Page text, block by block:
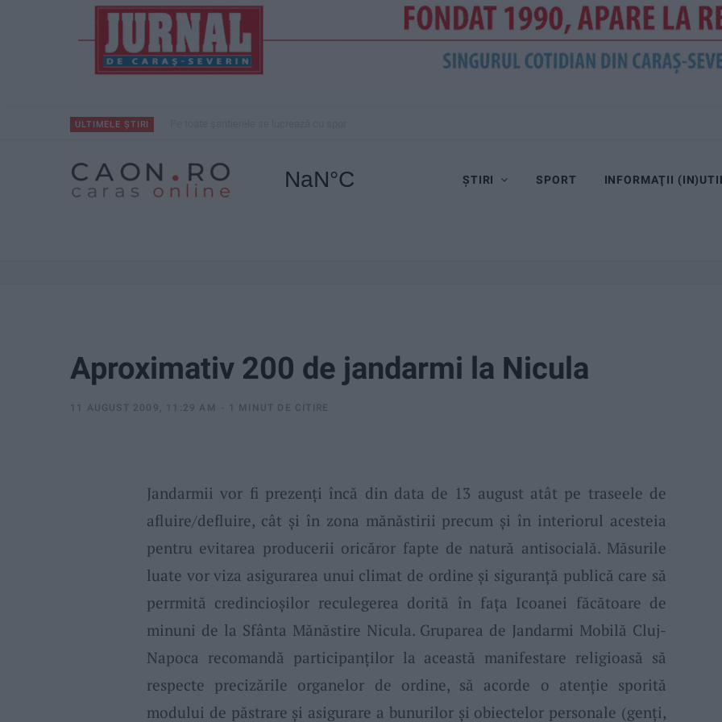
ULTIMELE ȘTIRI
ȘTIRI SPORT INFORMAŢII
Aproximativ 200 de jandarmi la Nicula
11 AUGUST 2009, 11:29 AM 1 MINUT DE CITIRE
Jandarmii vor fi prezenţi încă din data de 13 august atât pe traseele de
afluire/defluire, cât şi în zona mănăstirii precum şi în interiorul acesteia
pentru evitarea producerii oricăror fapte de natură antisocială. Măsurile
luate vor viza asigurarea unui climat de ordine şi siguranţă publică care să
perrmită credincioşilor reculegerea dorită în faţa Icoanei făcătoare de
minuni de la Sfânta Mănăstire Nicula. Gruparea de Jandarmi Mobilă Cluj-
Napoca recomandă participanţilor la această manifestare religioasă să
respecte precizările organelor de ordine, să acorde o atenţie sporită
modului de păstrare şi asigurare a bunurilor şi obiectelor personale (genţi,